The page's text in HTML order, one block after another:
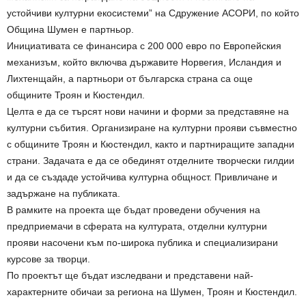
устойчиви културни екосистеми” на Сдружение АСОРИ, по който
Община Шумен е партньор.
Инициативата се финансира с 200 000 евро по Европейския
механизъм, който включва държавите Норвегия, Исландия и
Лихтенщайн, а партньори от българска страна са още
общините Троян и Кюстендил.
Целта е да се търсят нови начини и форми за представяне на
културни събития. Организиране на културни прояви съвместно
с общините Троян и Кюстендил, както и партниращите западни
страни. Задачата е да се обединят отделните творчески гилдии
и да се създаде устойчива културна общност. Привличане и
задържане на публиката.
В рамките на проекта ще бъдат проведени обучения на
предприемачи в сферата на културата, отделни културни
прояви насочени към по-широка публика и специализирани
курсове за творци.
По проектът ще бъдат изследвани и представени най-
характерните обичаи за региона на Шумен, Троян и Кюстендил.